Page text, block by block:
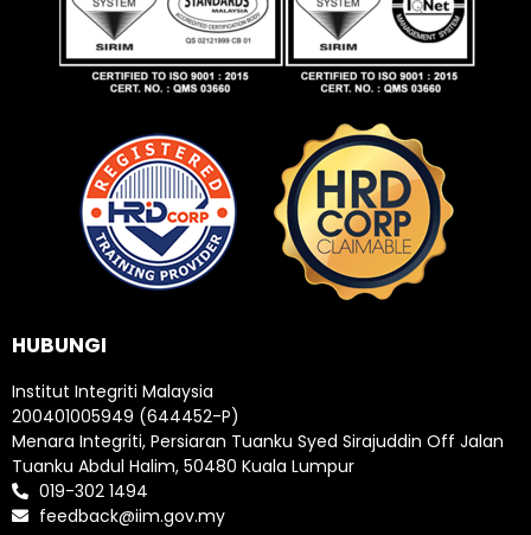
HUBUNGI
Institut Integriti Malaysia
200401005949 (644452-P)
Menara Integriti, Persiaran Tuanku Syed Sirajuddin Off Jalan
Tuanku Abdul Halim, 50480 Kuala Lumpur
019-302 1494
feedback@iim.gov.my